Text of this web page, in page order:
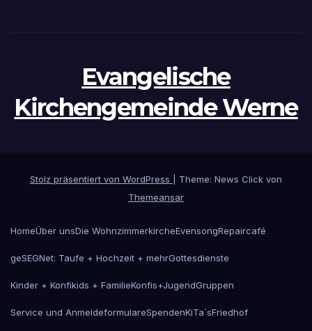
Evangelische
Kirchengemeinde Werne
Stolz präsentiert von WordPress
Theme: News Click von
Themeansar
HomeÜber unsDie WohnzimmerkircheEvensongRepaircafé
geSEGNet: Taufe + Hochzeit + mehrGottesdienste
Kinder + Konfikids + FamilieKonfis+JugendGruppen
Service und AnmeldeformulareSpendenKiTa´sFriedhof